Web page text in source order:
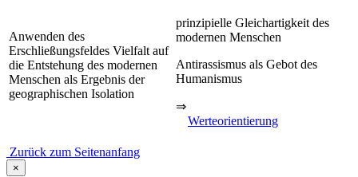
Anwenden des
Erschließungsfeldes Vielfalt auf
die Entstehung des modernen
Menschen als Ergebnis der
geographischen Isolation
prinzipielle Gleichartigkeit des
modernen Menschen
Antirassismus als Gebot des
Humanismus
⇒
Werteorientierung
Zurück zum Seitenanfang
×